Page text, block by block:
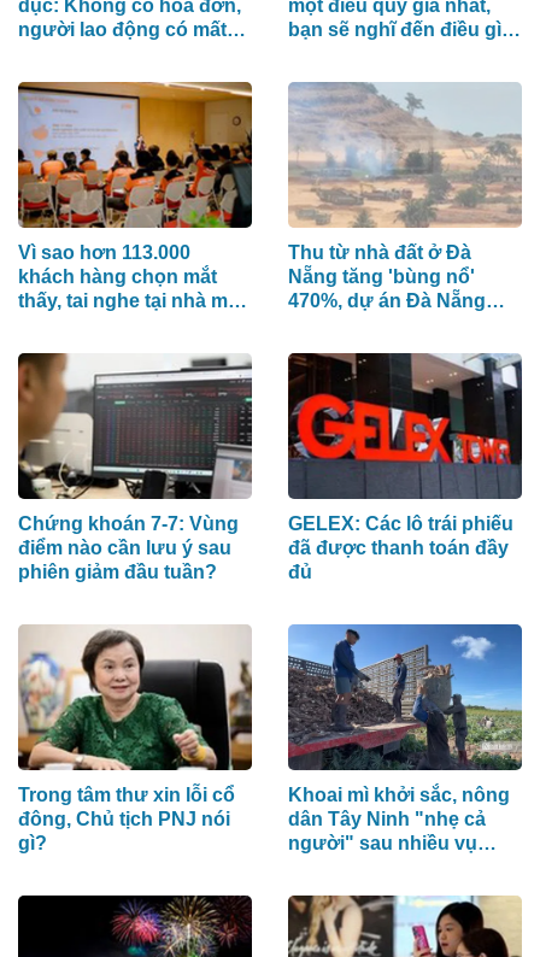
dục: Không có hóa đơn,
người lao động có mất
một điều quý giá nhất,
bạn sẽ nghĩ đến điều gì
Vì sao hơn 113.000
khách hàng chọn mắt
thấy, tai nghe tại nhà máy
Thu từ nhà đất ở Đà
Nẵng tăng 'bùng nổ'
470%, dự án Đà Nẵng
đóng góp chính
Chứng khoán 7-7: Vùng
điểm nào cần lưu ý sau
phiên giảm đầu tuần?
GELEX: Các lô trái phiếu
đã được thanh toán đầy
đủ
Trong tâm thư xin lỗi cổ
đông, Chủ tịch PNJ nói
gì?
Khoai mì khởi sắc, nông
dân Tây Ninh "nhẹ cả
người" sau nhiều vụ